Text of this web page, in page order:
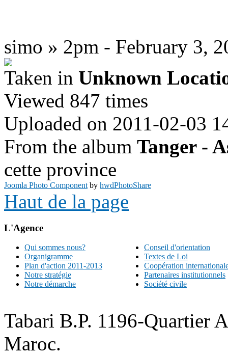
simo » 2pm - February 3,
Taken in Unknown
Viewed 847 times
Uploaded on 2011-02-03
From the album Tanger -
cette province
Joomla Photo Component by hwdPhotoShare
Haut de la page
L'Agence
Qui sommes nous?
Organigramme
Plan d'action 2011-2013
Notre stratégie
Notre démarche
Conseil d'orientation
Textes de Loi
Coopération
Partenaires institutionnels
Société civile
Tabari B.P. 1196-Quartier
Maroc.